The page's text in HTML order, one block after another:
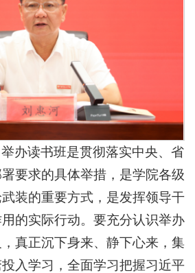
办读书班是贯彻落实中央、省
要求的具体举措，是学院各级
装的重要方式，是发挥领导干
的实际行动。要充分认识举办
真正沉下身来、静下心来，集
入学习，全面学习把握习近平